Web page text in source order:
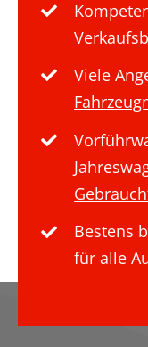
Viele
Bestens
für alle